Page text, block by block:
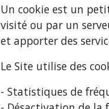
Un cookie est un
visité ou par un
et apporter des
Le Site utilise des
- Statistiques de